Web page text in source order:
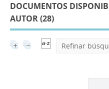
DOCUMENTOS
AUTOR (28)
Refinar